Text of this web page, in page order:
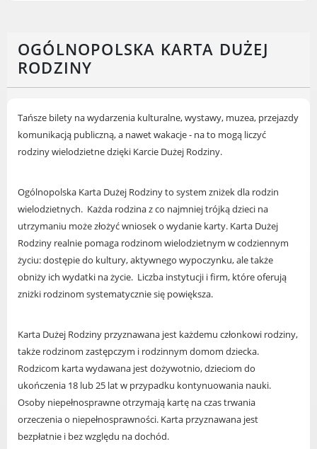
LOSiR
Serwisy mapowe
Informator Miasta Luboń
Plaża Miejska przy ul. Rzecznej w
Luboniu
RADA MIASTA LUBOŃ
Portal Mieszkańca. Aktualne informacje
Radni Rady Miasta Luboń
Sesja Rady Miasta
Harmonogram dyżurów radnych
Terminarz spotkań komisji
Uchwały Rady Miasta Luboń
Młodzieżowa Rada Miasta Luboń
Rada Gospodarcza
OGÓLNOPOLSKA KARTA DUŻEJ
RODZINY
Tańsze bilety na wydarzenia kulturalne, wystawy, muzea, przejazdy
komunikacją publiczną, a nawet wakacje - na to mogą liczyć
rodziny wielodzietne dzięki Karcie Dużej Rodziny.
Ogólnopolska Karta Dużej Rodziny to system zniżek dla rodzin
wielodzietnych. Każda rodzina z co najmniej trójką dzieci na
utrzymaniu może złożyć wnioseko wydanie karty. Karta Dużej
Rodziny realnie pomaga rodzinom wielodzietnym w codziennym
życiu: dostępie do kultury, aktywnego wypoczynku, ale także
obniży ich wydatki na życie. Liczba instytucji i firm, które oferują
zniżki rodzinom systematycznie się powiększa.
Karta Dużej Rodziny przyznawana jest każdemu członkowi rodziny,
także rodzinom zastępczym i rodzinnym domom dziecka.
Rodzicom karta wydawana jest dożywotnio, dzieciom do
ukończenia 18 lub 25 lat w przypadku kontynuowania nauki.
Osoby niepełnosprawne otrzymają kartę na czas trwania
orzeczenia o niepełnosprawności. Karta przyznawana jest
bezpłatnie i bez względu na dochód.